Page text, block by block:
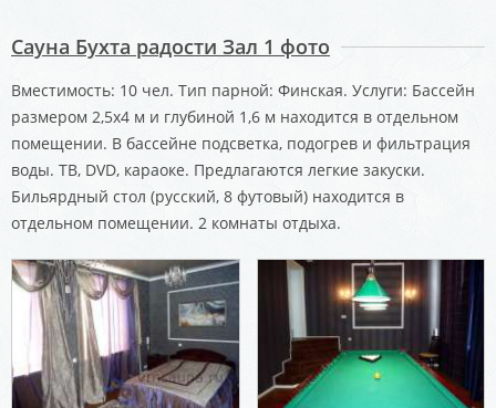
Сауна Бухта радости Зал 1 фото
Вместимость: 10 чел. Тип парной: Финская. Услуги: Бассейн
размером 2,5х4 м и глубиной 1,6 м находится в отдельном
помещении. В бассейне подсветка, подогрев и фильтрация
воды. ТВ, DVD, караоке. Предлагаются легкие закуски.
Бильярдный стол (русский, 8 футовый) находится в
отдельном помещении. 2 комнаты отдыха.